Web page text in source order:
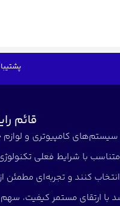
پشتیبانی 24
قائم
کامپیوتری و
با شرایط فعلی
کنند و تجربه‌ای
با ارتقای مستمر کیفیت،